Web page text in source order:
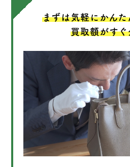
まずは気軽にかん
買取額がす